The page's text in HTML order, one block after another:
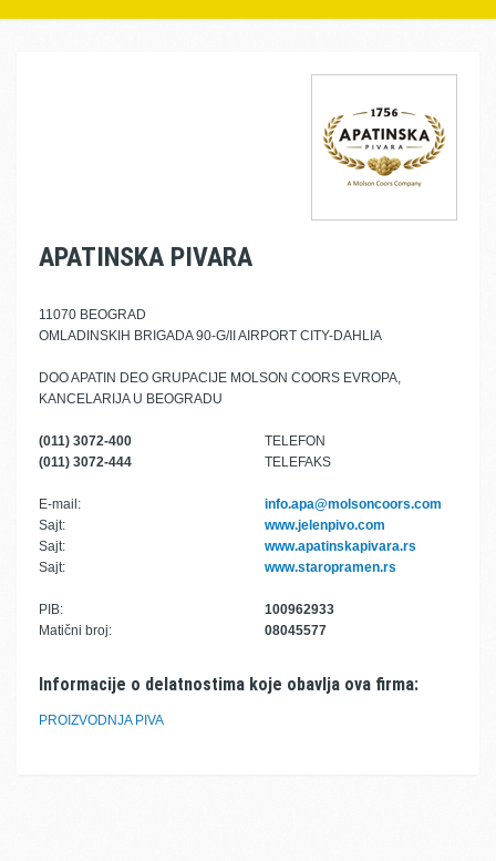
APATINSKA PIVARA
11070 BEOGRAD
OMLADINSKIH BRIGADA 90-G/II AIRPORT CITY-DAHLIA
DOO APATIN DEO GRUPACIJE MOLSON COORS EVROPA,
KANCELARIJA U BEOGRADU
(011) 3072-400
TELEFON
(011) 3072-444
TELEFAKS
E-mail:
info.apa@molsoncoors.com
Sajt:
www.jelenpivo.com
Sajt:
www.apatinskapivara.rs
Sajt:
www.staropramen.rs
PIB:
100962933
Matični broj:
08045577
Informacije o delatnostima koje obavlja ova firma:
PROIZVODNJA PIVA